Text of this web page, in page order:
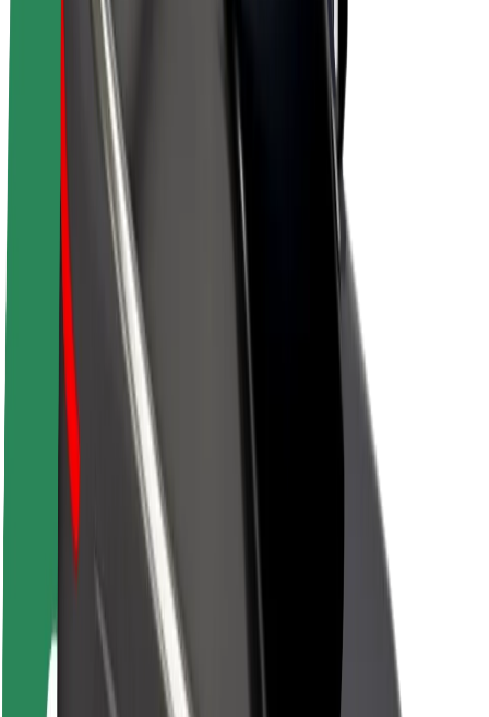
Kurjerpartnera ieņēmumi
Bolt Food tirgotāji
Reģistrē autoparku
Franšīzes
Par uzņēmumu
Karjera
Par Bolt
Bolt ilgtspējība
Project Zero
Blogs
Ziņu telpa
Zīmola vadlīnijas
Misija
Attiecības ar investoriem
Pilsētvides fonds